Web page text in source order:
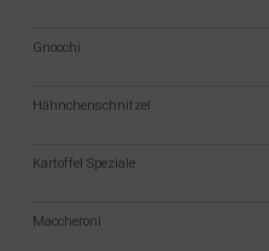
Gnocchi
Hähnchenschnitzel
Kartoffel Speziale
Maccheroni